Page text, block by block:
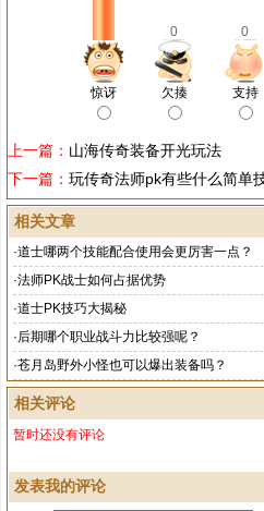
0 0
惊讶 欠揍 支持
上一篇： 山海传奇装备开光玩法
下一篇： 玩传奇法师pk有些什么简单
相关文章
·道士哪两个技能配合使用会更厉害一点？
·法师PK战士如何占据优势
·道士PK技巧大揭秘
·后期哪个职业战斗力比较强呢？
·苍月岛野外小怪也可以爆出装备吗？
相关评论
暂时还没有评论
发表我的评论